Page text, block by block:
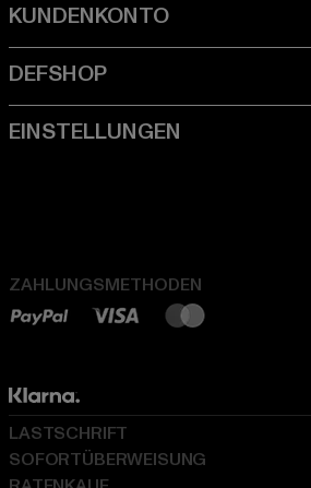
ZAHLUNGSMETHODEN
LASTSCHRIFT
SOFORTÜBERWEISUNG